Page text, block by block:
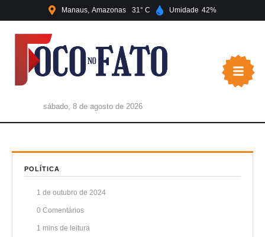
Manaus Amazonas 31 Umidade 42
sábado, 8 de agosto de 2026
POLÍTICA
1 de outubro de 2024
0 Comentários
1 mins de leitura